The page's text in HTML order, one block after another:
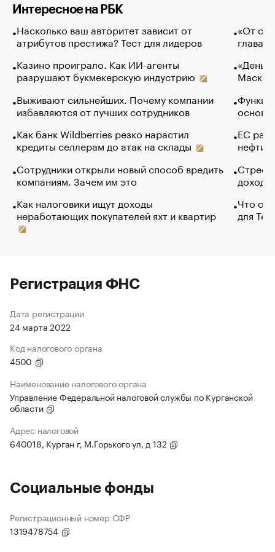
Интересное на РБК
Насколько ваш авторитет зависит от
атрибутов престижа? Тест для лидеров
Казино проиграло. Как ИИ-агенты
разрушают букмекерскую индустрию
Выживают сильнейших. Почему компании
избавляются от лучших сотрудников
Как банк Wildberries резко нарастил
кредиты селлерам до атак на склады
Сотрудники открыли новый способ вредить
компаниям. Зачем им это
Как налоговики ищут доходы
неработающих покупателей яхт и квартир
«От
глава
Маск в
основ
ЕС
нефти
Что
для
Регистрация ФНС
Дата регистрации
24 марта 2022
Код налогового органа
4500
Наименование налогового органа
Управление Федеральной налоговой службы по Курганской
области
Адрес налоговой
640018, Курган г, М.Горького ул, д 132
Социальные фонды
Регистрационный номер СФР
1319478754